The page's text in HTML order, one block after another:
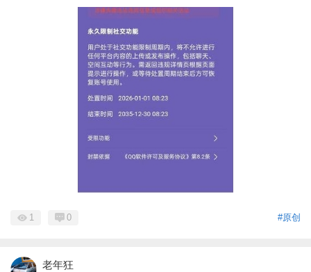
#原创
1 0
老年狂